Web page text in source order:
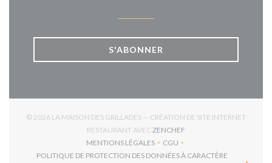
S'ABONNER
© 2026 LA MAISON DES GRILLADES — CRÉATION DE SITE INTERNET
RESTAURANT AVEC ZENCHEF
MENTIONS LÉGALES
((OUVRE UNE NOUVELLE FENÊTRE))
CGU
((OUVRE UNE NOUVELLE
POLITIQUE DE PROTECTION DES DONNÉES À CARACTÈRE